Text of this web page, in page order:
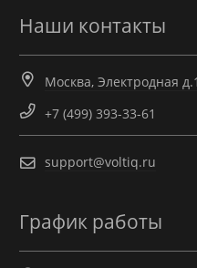
Наши контакты
Москва, Электродная
+7 (499) 393-33-61
support@voltiq.ru
График работы